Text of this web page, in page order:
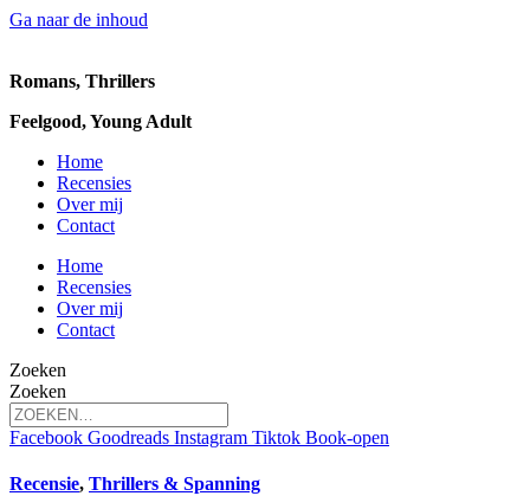
Ga naar de inhoud
Romans, Thrillers
Feelgood, Young Adult
Home
Recensies
Over mij
Contact
Home
Recensies
Over mij
Contact
Zoeken
Zoeken
Facebook Goodreads Instagram Tiktok Book-open
Recensie, Thrillers & Spanning